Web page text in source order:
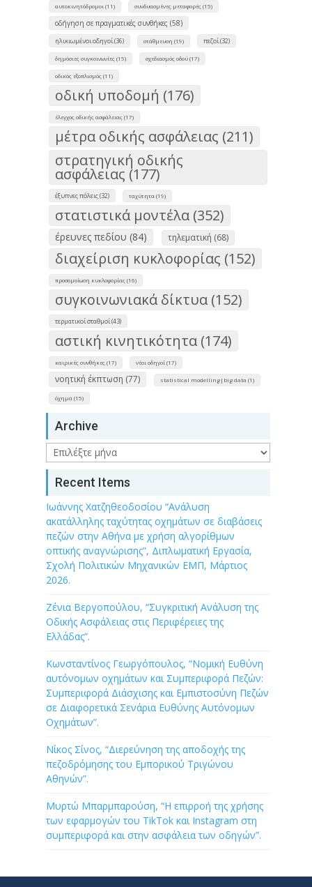
αυτοκινητόδρομοι (11) συνδυασμένες μεταφορές (15)
οδήγηση σε πραγματικές συνθήκες (58)
ηλικιωμένοι οδηγοί (36) στάθμευση (19) πεζοί (32)
δημόσιες συγκοινωνίες (15) σχεδιασμός οδού (17)
οδικός εξοπλισμός (11)
οδική υποδομή (176)
έλεγχος οδικής ασφάλειας (17)
μέτρα οδικής ασφάλειας (211)
στρατηγική οδικής
ασφάλειας (177)
έξυπνες πόλεις (32) ταχύτητα (19)
στατιστικά μοντέλα (352)
έρευνες πεδίου (84) τηλεματική (68)
διαχείριση κυκλοφορίας (152)
προσομοίωση κυκλοφορίας (16)
συγκοινωνιακά δίκτυα (152)
τερματικοί σταθμοί (43)
αστική κινητικότητα (174)
καιρικές συνθήκες (17) νέοι οδηγοί (17)
νοητική έκπτωση (77) statistical modelling|big data (1)
όχημα (15)
Archive
Archive
Recent Items
Ιωάννης Χατζηθεοδοσίου “Ανάλυση
ακατάλληλης ταχύτητας οχημάτων σε διαβάσεις
πεζών στην Αθήνα με χρήση αλγορίθμων
οπτικής αναγνώρισης”, Διπλωματική Εργασία,
Σχολή Πολιτικών Μηχανικών ΕΜΠ, Μάρτιος
2026.
Ζένια Βεργοπούλου, “Συγκριτική Ανάλυση της
Οδικής Ασφάλειας στις Περιφέρειες της
Ελλάδας”.
Κωνσταντίνος Γεωργόπουλος, “Νομική Ευθύνη
αυτόνομων οχημάτων και Συμπεριφορά Πεζών:
Συμπεριφορά Διάσχισης και Εμπιστοσύνη Πεζών
σε Διαφορετικά Σενάρια Ευθύνης Αυτόνομων
Οχημάτων”.
Νίκος Σίνος, “Διερεύνηση της αποδοχής της
πεζοδρόμησης του Εμπορικού Τριγώνου
Αθηνών”.
Μυρτώ Μπαρμπαρούση, “Η επιρροή της χρήσης
των εφαρμογών του TikTok και Instagram στη
συμπεριφορά και στην ασφάλεια των οδηγών”.